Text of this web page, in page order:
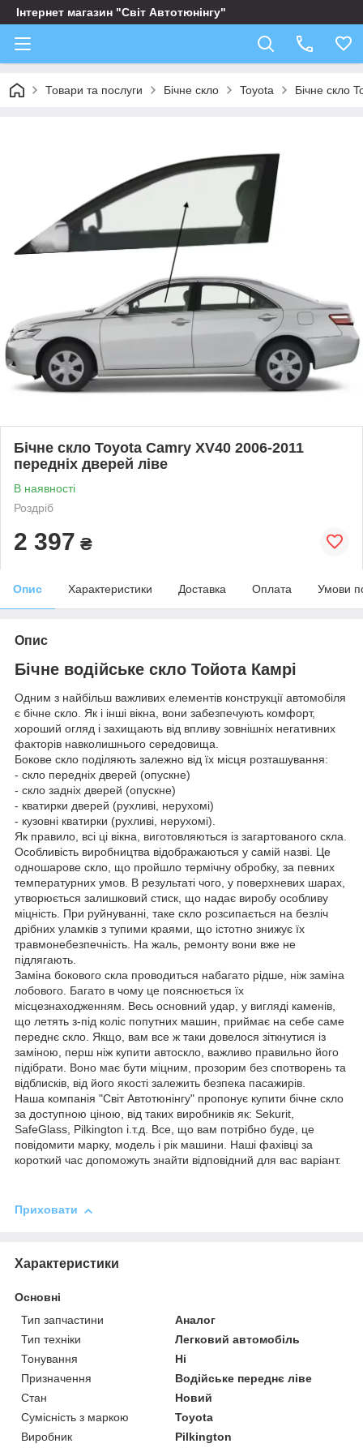
Інтернет магазин "Світ Автотюнінгу"
Товари та послуги Бічне скло Toyota Бічне скло
Бічне скло Toyota Camry XV40 2006-2011
передніх дверей ліве
В наявності
Роздріб
2 397 ₴
Опис Характеристики Доставка Оплата Умови
Опис
Бічне водійське скло Тойота Камрі
Одним з найбільш важливих елементів конструкції автомобіля
є бічне скло. Як і інші вікна, вони забезпечують комфорт,
хороший огляд і захищають від впливу зовнішніх негативних
факторів навколишнього середовища.
Бокове скло поділяють залежно від їх місця розташування:
- скло передніх дверей (опускне)
- скло задніх дверей (опускне)
- кватирки дверей (рухливі, нерухомі)
- кузовні кватирки (рухливі, нерухомі).
Як правило, всі ці вікна, виготовляються із загартованого скла.
Особливість виробництва відображаються у самій назві. Це
одношарове скло, що пройшло термічну обробку, за певних
температурних умов. В результаті чого, у поверхневих шарах,
утворюється залишковий стиск, що надає виробу особливу
міцність. При руйнуванні, таке скло розсипається на безліч
дрібних уламків з тупими краями, що істотно знижує їх
травмонебезпечність. На жаль, ремонту вони вже не
підлягають.
Заміна бокового скла проводиться набагато рідше, ніж заміна
лобового. Багато в чому це пояснюється їх
місцезнаходженням. Весь основний удар, у вигляді каменів,
що летять з-під коліс попутних машин, приймає на себе саме
переднє скло. Якщо, вам все ж таки довелося зіткнутися із
заміною, перш ніж купити автоскло, важливо правильно його
підібрати. Воно має бути міцним, прозорим без спотворень та
відблисків, від його якості залежить безпека пасажирів.
Наша компанія "Світ Автотюнінгу" пропонує купити бічне скло
за доступною ціною, від таких виробників як: Sekurit,
SafeGlass, Pilkington і.т.д. Все, що вам потрібно буде, це
повідомити марку, модель і рік машини. Наші фахівці за
короткий час допоможуть знайти відповідний для вас варіант.
Приховати
Характеристики
Основні
Тип запчастини
Аналог
Тип техніки
Легковий автомобіль
Тонування
Ні
Призначення
Водійське переднє ліве
Стан
Новий
Сумісність з маркою
Toyota
Виробник
Pilkington